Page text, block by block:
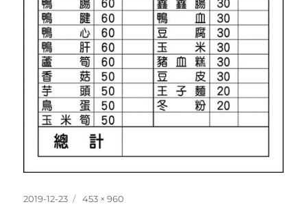
發
2019-12-23
完
453 × 960